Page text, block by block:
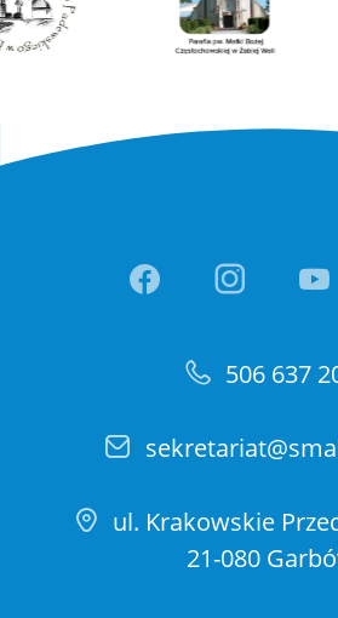
Link otwiera
Link
506 637
ul. Krakowskie
21-080